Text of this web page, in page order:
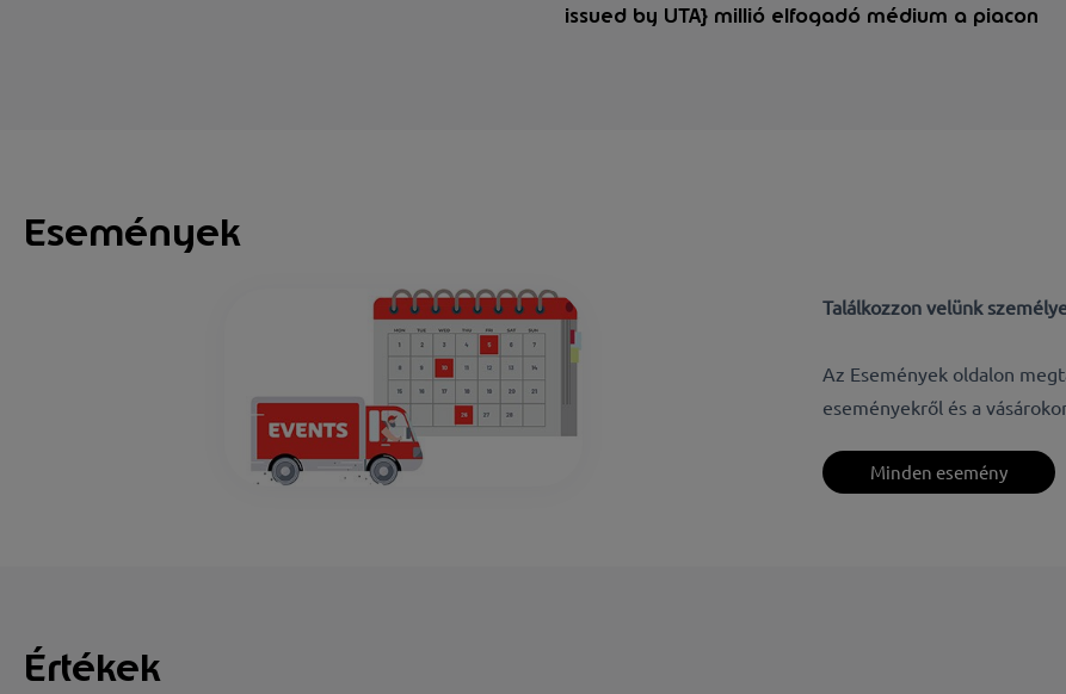
issued by UTA} millió elfogadó médium a piacon
Események
Találkozzon velünk
Az Események oldalon
eseményekről és a
Minden esemény
Értékek